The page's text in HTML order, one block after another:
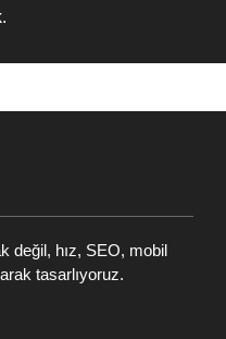
değil, hız, SEO, mobil
tasarlıyoruz.